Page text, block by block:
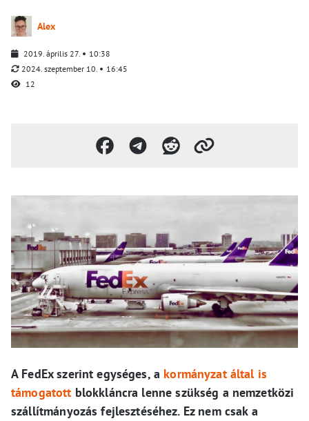
Alex
2019. április 27.
10:38
2024. szeptember 10.
16:45
12
A FedEx szerint egységes, a kormányzat által is
támogatott blokkláncra lenne szükség a nemzetközi
szállítmányozás fejlesztéséhez. Ez nem csak a